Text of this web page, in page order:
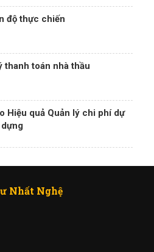
độ thực chiến
thanh toán nhà thầu
Hiệu quả Quản lý chi phí dự
Nhất Nghệ